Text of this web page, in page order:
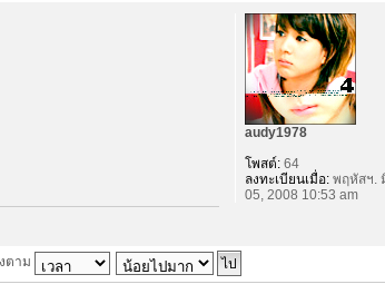
audy1978
โพสต์:64
ลงทะเบียนเมื่อ:พฤหัสฯ.
05, 2008 10:53 am
ตาม